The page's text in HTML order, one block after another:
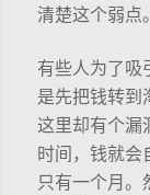
清楚这个弱点。
有些人为了吸
是先把钱转到
这里却有个漏
时间，钱就会
只有一个月